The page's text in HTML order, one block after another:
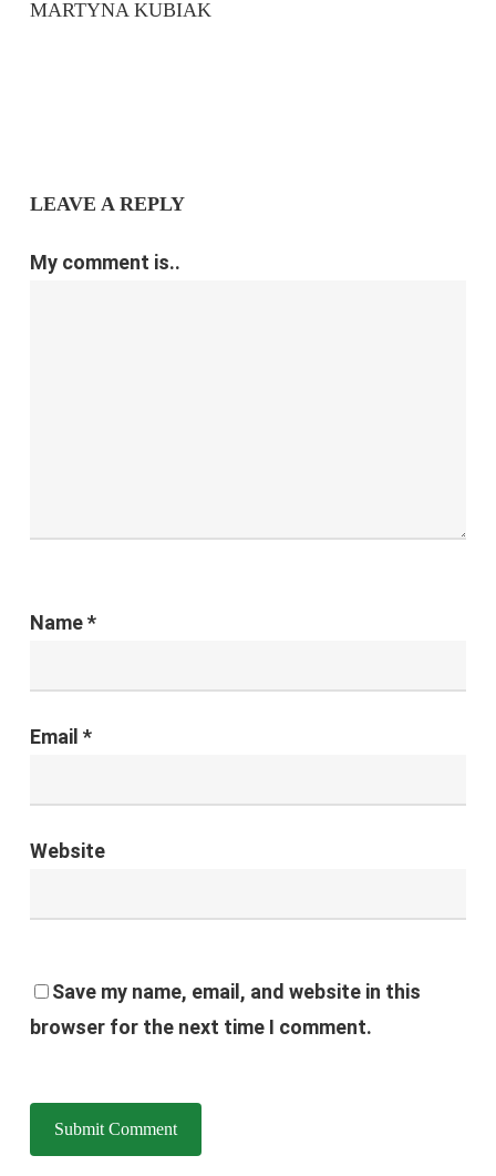
MARTYNA KUBIAK
LEAVE A REPLY
My comment is..
Name*
Email *
Website
Save my name, email, and website in this
browser for the next time I comment.